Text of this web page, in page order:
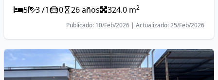
5 3 /1 0 26 años 324.0 m2
Publicado: 10/Feb/2026 | Actualizado: 25/Feb/2026